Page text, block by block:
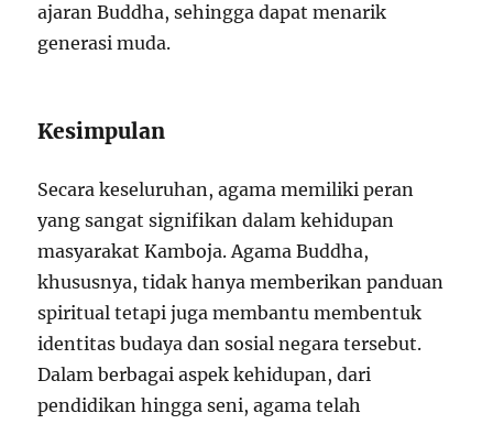
ajaran Buddha, sehingga dapat menarik
generasi muda.
Kesimpulan
Secara keseluruhan, agama memiliki peran
yang sangat signifikan dalam kehidupan
masyarakat Kamboja. Agama Buddha,
khususnya, tidak hanya memberikan panduan
spiritual tetapi juga membantu membentuk
identitas budaya dan sosial negara tersebut.
Dalam berbagai aspek kehidupan, dari
pendidikan hingga seni, agama telah